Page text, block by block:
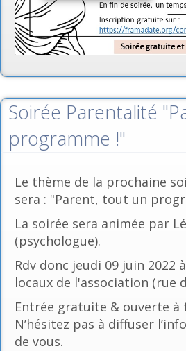
Soirée Parentalité
programme !"
Le thème de la prochaine
sera : "Parent, tout un
La soirée sera animée par
(psychologue).
Rdv donc jeudi 09 juin 2022
locaux de l'association (rue
Entrée gratuite & ouverte à
N’hésitez pas à diffuser
de vous.